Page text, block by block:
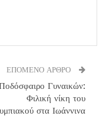
ΕΠΟΜΕΝΟ ΑΡΘΡΟ
Γυναικών:
Φιλική νίκη του
στα Ιωάννινα